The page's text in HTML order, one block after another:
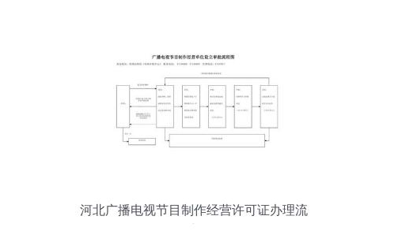
河北广播电视节目制作经营许可证办理流